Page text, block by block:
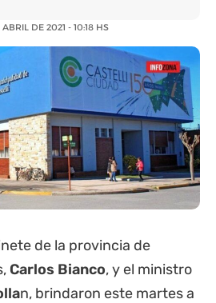
DE 2021 - 10:18 HS
de la provincia de
, Carlos Bianco, y el ministro
n, brindaron este martes a